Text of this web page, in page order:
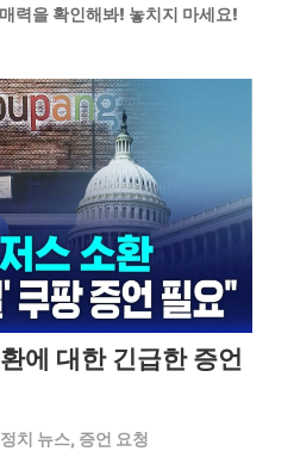
력을 확인해봐! 놓치지 마세요!
에 대한 긴급한 증언
정치 뉴스, 증언 요청